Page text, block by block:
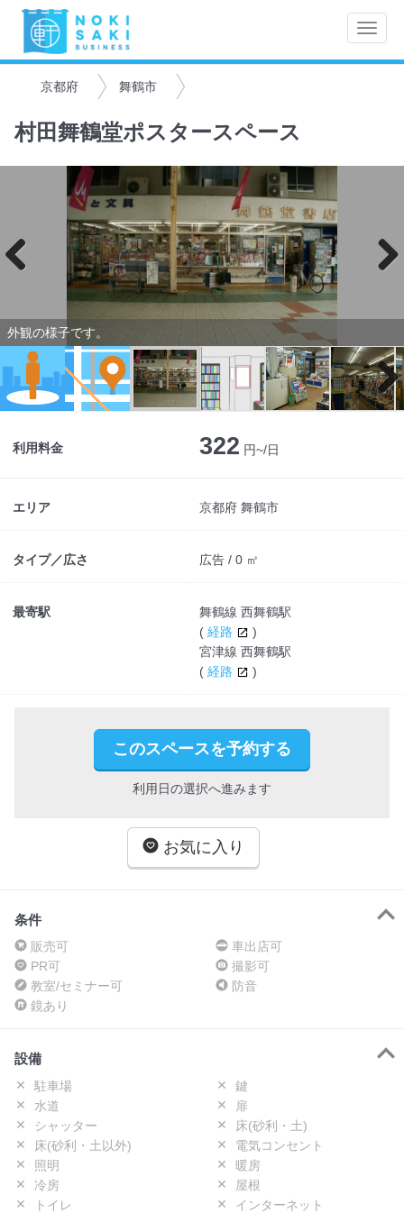
Toggle
京都府 舞鶴市
村田舞鶴堂ポスタースペース
外観の様子です。
Next
利用料金 322 円~/日
エリア 京都府 舞鶴市
タイプ／広さ 広告 / 0 ㎡
最寄駅
舞鶴線 西舞鶴駅
( 経路
)
宮津線 西舞鶴駅
( 経路 )
このスペースを予約する
利用日の選択へ進みます
お気に入り
条件
販売可
車出店可
PR可
撮影可
教室/セミナー可
防音
鏡あり
設備
駐車場
鍵
水道
扉
シャッター
床(砂利・土)
床(砂利・土以外)
電気コンセント
照明
暖房
冷房
屋根
トイレ
インターネット